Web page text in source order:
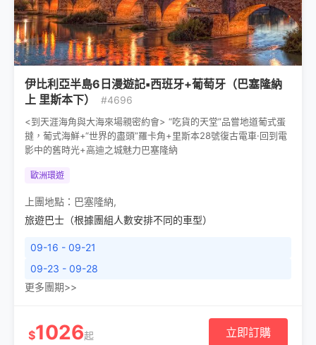
伊比利亞半島6日漫遊記▪西班牙+葡萄牙（巴塞隆納
上 里斯本下）
#4696
<到天涯海角與大海來場親密約會> “吃貨的天堂”品嘗地道葡式蛋
撻，葡式海鮮+“世界的盡頭”羅卡角+里斯本28號復古電車·回到電
影中的舊時光+高迪之城魅力巴塞隆納
歐洲環遊
上團地點： 巴塞隆納,
旅遊巴士（根據團組人數安排不同的車型）
09-16 - 09-21
09-23 - 09-28
更多團期>>
$1026起 立即訂購